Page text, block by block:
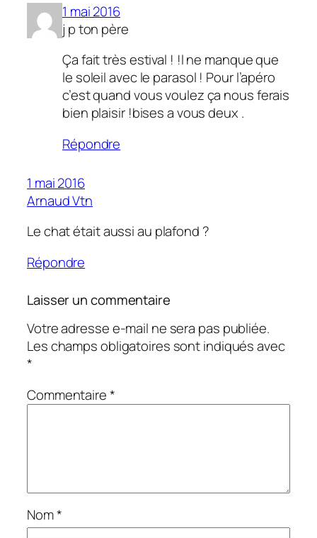
1 mai 2016
j p ton père
Ça fait très estival ! !l ne manque que
le soleil avec le parasol ! Pour l’apéro
c’est quand vous voulez ça nous ferais
bien plaisir !bises a vous deux .
Répondre
1 mai 2016
Arnaud Vtn
Le chat était aussi au plafond ?
Répondre
Laisser un commentaire
Votre adresse e-mail ne sera pas publiée.
Les champs obligatoires sont indiqués avec
*
Commentaire*
Nom*